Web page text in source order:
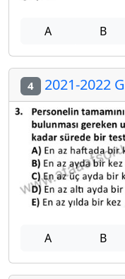
A B
4 2021-2022
A B